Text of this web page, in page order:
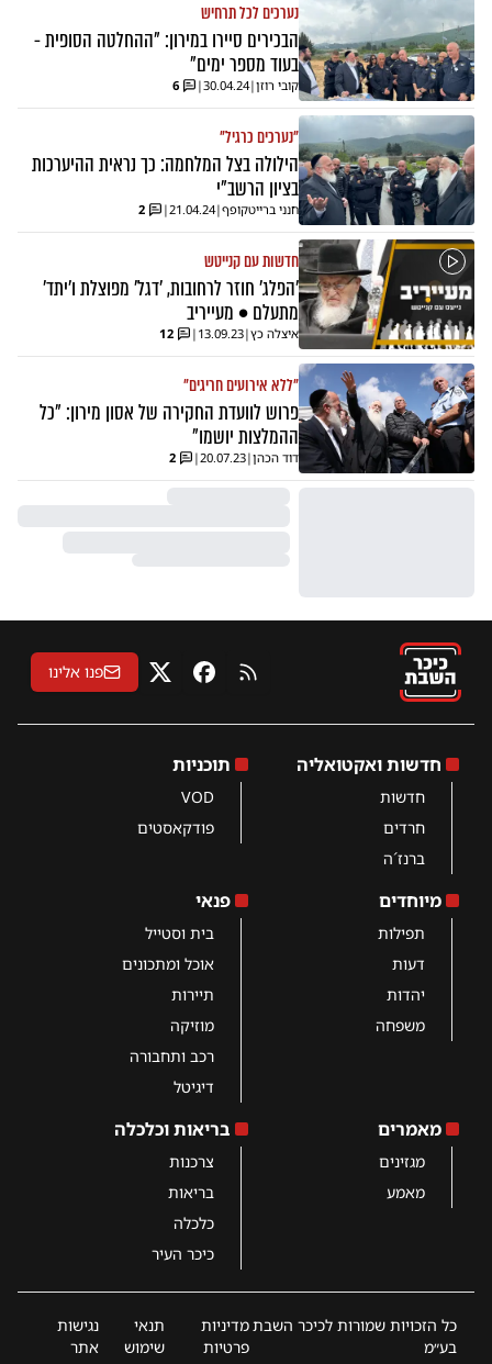
נערכים לכל תרחיש
הבכירים סיירו במירון: "ההחלטה הסופית -
בעוד מספר ימים"
קובי רוזן|
30.04.24
|
6
"נערכים כרגיל"
הילולה בצל המלחמה: כך נראית ההיערכות
בציון הרשב"י
חנני ברייטקופף|
21.04.24
|
2
חדשות עם קנייטש
'הפלג' חוזר לרחובות, 'דגל' מפוצלת ו'יתד'
מתעלם • מעייריב
איצלה כץ|
13.09.23
|
12
"ללא אירועים חריגים"
פרוש לוועדת החקירה של אסון מירון: "כל
ההמלצות יושמו"
דוד הכהן|
20.07.23
|
2
RSS פייסבוקX פנו אלינו
חדשות ואקטואליה
חדשות
חרדים
ברנז´ה
תוכניות
VOD
פודקאסטים
מיוחדים
תפילות
דעות
יהדות
משפחה
פנאי
בית וסטייל
אוכל ומתכונים
תיירות
מוזיקה
רכב ותחבורה
דיגיטל
מאמרים
מגזינים
מאמע
בריאות וכלכלה
צרכנות
בריאות
כלכלה
כיכר העיר
כל הזכויות שמורות לכיכר השבת
בע״מ
מדיניות
פרטיות
תנאי
שימוש
נגישות
אתר